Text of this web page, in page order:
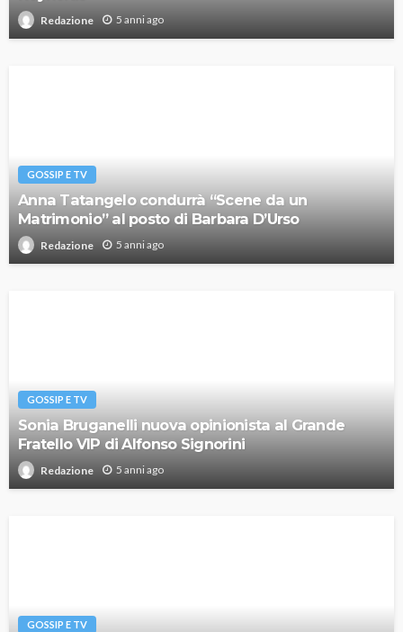
Redazione 5 anni ago
GOSSIP E TV
Anna Tatangelo condurrà “Scene da un
Matrimonio” al posto di Barbara D’Urso
Redazione 5 anni ago
GOSSIP E TV
Sonia Bruganelli nuova opinionista al Grande
Fratello VIP di Alfonso Signorini
Redazione 5 anni ago
GOSSIP E TV